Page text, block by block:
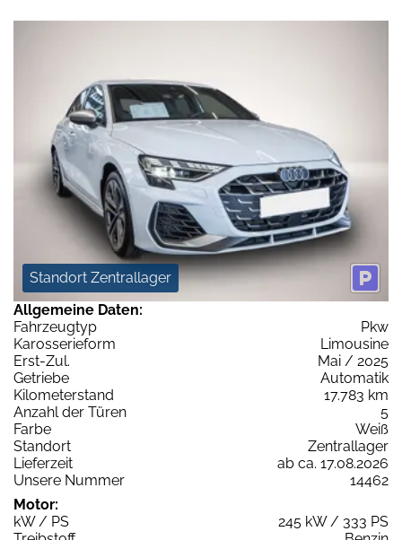
Standort Zentrallager
Allgemeine Daten:
Fahrzeugtyp
Pkw
Karosserieform
Limousine
Erst-Zul.
Mai / 2025
Getriebe
Automatik
Kilometerstand
17.783 km
Anzahl der Türen
5
Farbe
Weiß
Standort
Zentrallager
Lieferzeit
ab ca. 17.08.2026
Unsere Nummer
14462
Motor:
kW / PS
245 kW / 333 PS